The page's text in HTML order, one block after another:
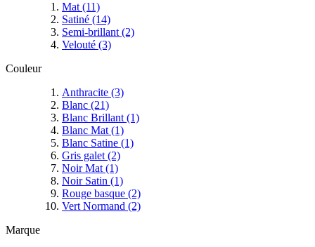
Mat (11)
Satiné (14)
Semi-brillant (2)
Velouté (3)
Couleur
Anthracite (3)
Blanc (21)
Blanc Brillant (1)
Blanc Mat (1)
Blanc Satine (1)
Gris galet (2)
Noir Mat (1)
Noir Satin (1)
Rouge basque (2)
Vert Normand (2)
Marque